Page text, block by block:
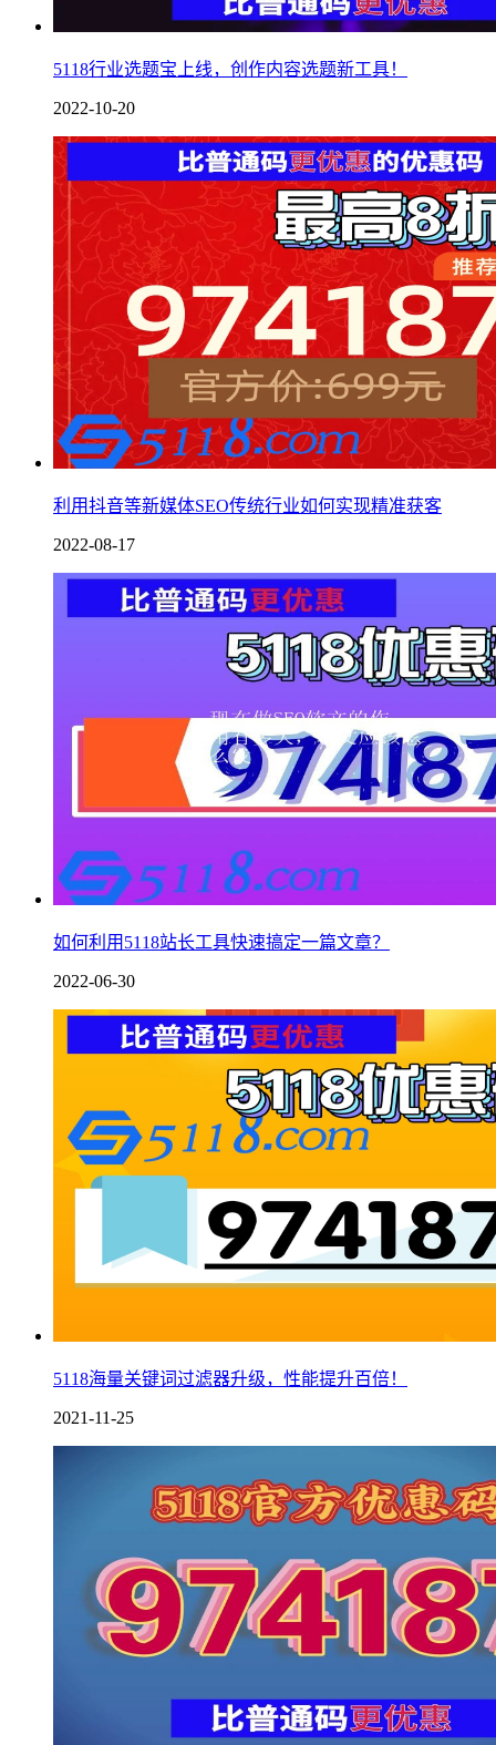
5118行业选题宝上线，创作内容选题新工具！
2022-10-20
利用抖音等新媒体SEO传统行业如何实现精准获客
2022-08-17
如何利用5118站长工具快速搞定一篇文章？
2022-06-30
5118海量关键词过滤器升级，性能提升百倍！
2021-11-25